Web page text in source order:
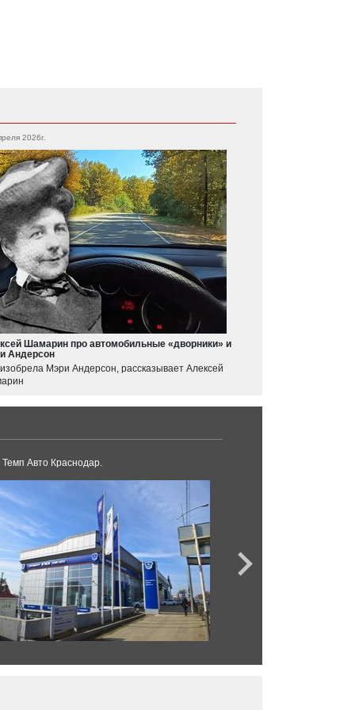
2026г.
Шамарин про автомобильные «дворники» и
Андерсон
Мэри Андерсон, рассказывает Алексей
Темп Авто Краснодар.